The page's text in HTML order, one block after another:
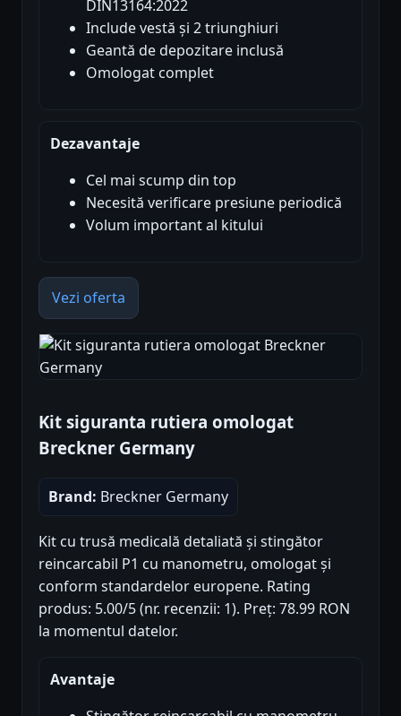
DIN13164:2022
Include vestă și 2 triunghiuri
Geantă de depozitare inclusă
Omologat complet
Dezavantaje
Cel mai scump din top
Necesită verificare presiune periodică
Volum important al kitului
Vezi oferta
Kit siguranta rutiera omologat
Breckner Germany
Brand: Breckner Germany
Kit cu trusă medicală detaliată și stingător
reincarcabil P1 cu manometru, omologat și
conform standardelor europene. Rating
produs: 5.00/5 (nr. recenzii: 1). Preț: 78.99 RON
la momentul datelor.
Avantaje